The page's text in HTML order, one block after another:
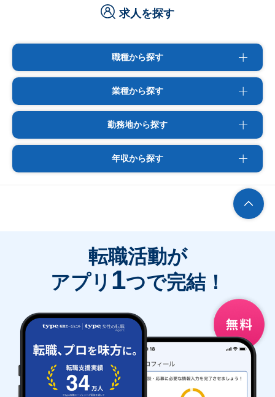
求人を探す
職種から探す
業種から探す
勤務地から探す
年収から探す
転職活動が
アプリ 1つで完結！